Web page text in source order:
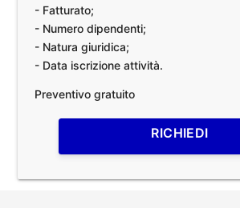
- Fatturato;
- Numero dipendenti;
- Natura giuridica;
- Data iscrizione attività.
Preventivo gratuito
RICHIEDI